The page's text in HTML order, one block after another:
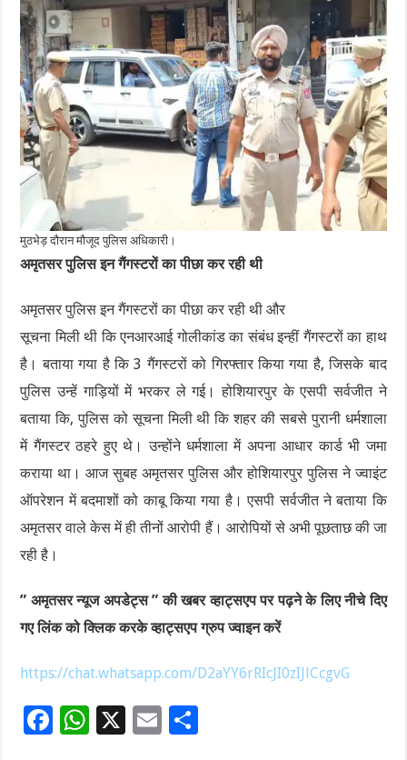
मुठभेड़ दौरान मौजूद पुलिस अधिकारी।
अमृतसर पुलिस इन गैंगस्टरों का पीछा कर रही थी
अमृतसर पुलिस इन गैंगस्टरों का पीछा कर रही थी और
सूचना मिली थी कि एनआरआई गोलीकांड का संबंध इन्हीं गैंगस्टरों का हाथ
है। बताया गया है कि 3 गैंगस्टरों को गिरफ्तार किया गया है, जिसके बाद
पुलिस उन्हें गाड़ियों में भरकर ले गई। होशियारपुर के एसपी सर्वजीत ने
बताया कि, पुलिस को सूचना मिली थी कि शहर की सबसे पुरानी धर्मशाला
में गैंगस्टर ठहरे हुए थे। उन्होंने धर्मशाला में अपना आधार कार्ड भी जमा
कराया था। आज सुबह अमृतसर पुलिस और होशियारपुर पुलिस ने ज्वाइंट
ऑपरेशन में बदमाशों को काबू किया गया है। एसपी सर्वजीत ने बताया कि
अमृतसर वाले केस में ही तीनों आरोपी हैं। आरोपियों से अभी पूछताछ की जा
रही है।
” अमृतसर न्यूज अपडेट्स ” की खबर व्हाट्सएप पर पढ़ने के लिए नीचे दिए
गए लिंक को क्लिक करके व्हाट्सएप ग्रुप ज्वाइन करें
https://chat.whatsapp.com/D2aYY6rRIcJI0zIJlCcgvG
F
W
X
E